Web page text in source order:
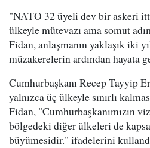
"NATO 32 üyeli dev bir askeri
ülkeyle mütevazı ama somut
Fidan, anlaşmanın yaklaşık iki
müzakerelerin ardından hayata
Cumhurbaşkanı Recep Tayyip
yalnızca üç ülkeyle sınırlı
Fidan, "Cumhurbaşkanımızın
bölgedeki diğer ülkeleri de
büyümesidir." ifadelerini